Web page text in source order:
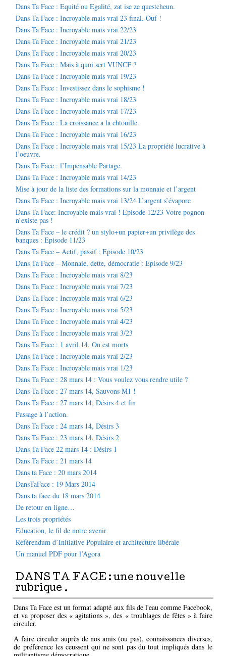
Dans Ta Face : Equité ou Egalité, zat ise ze questcheun.
Dans Ta Face : Incroyable mais vrai 23 final. Ouf !
Dans Ta Face : Incroyable mais vrai 22/23
Dans Ta Face : Incroyable mais vrai 21/23
Dans Ta Face : Incroyable mais vrai 20/23
Dans Ta Face : Mais à quoi sert VUNCF ?
Dans Ta Face : Incroyable mais vrai 19/23
Dans Ta Face : Investissez dans le sophisme !
Dans Ta Face : Incroyable mais vrai 18/23
Dans Ta Face : Incroyable mais vrai 17/23
Dans Ta Face : La croissance a la chtouille.
Dans Ta Face : Incroyable mais vrai 16/23
Dans Ta Face : Incroyable mais vrai 15/23 La propriété lucrative à
l’oeuvre.
Dans Ta Face : l’Impensable Partage.
Dans Ta Face : Incroyable mais vrai 14/23
Mise à jour de la liste des formations sur la monnaie et l’argent
Dans Ta Face : Incroyable mais vrai 13/24 L’argent s’évapore
Dans Ta Face: Incroyable mais vrai ! Episode 12/23 Votre pognon
n’existe pas !
Dans Ta Face – le crédit ? un stylo+un papier+un privilège des
banques : Episode 11/23
Dans Ta Face – Actif, passif : Episode 10/23
Dans Ta Face – Monnaie, dette, démocratie : Episode 9/23
Dans Ta Face : Incroyable mais vrai 8/23
Dans Ta Face : Incroyable mais vrai 7/23
Dans Ta Face : Incroyable mais vrai 6/23
Dans Ta Face : Incroyable mais vrai 5/23
Dans Ta Face : Incroyable mais vrai 4/23
Dans Ta Face : Incroyable mais vrai 3/23
Dans Ta Face : 1 avril 14. On est morts
Dans Ta Face : Incroyable mais vrai 2/23
Dans Ta Face : Incroyable mais vrai 1/23
Dans Ta Face : 28 mars 14 : Vous voulez vous rendre utile ?
Dans Ta Face : 27 mars 14, Sauvons M1 !
Dans Ta Face : 27 mars 14, Désirs 4 et fin
Passage à l’action.
Dans Ta Face : 24 mars 14, Désirs 3
Dans Ta Face : 23 mars 14, Désirs 2
Dans Ta Face 22 mars 14 : Désirs 1
Dans Ta Face : 21 mars 14
Dans ta Face : 20 mars 2014
DansTaFace : 19 Mars 2014
Dans ta face du 18 mars 2014
De retour en ligne…
Les trois propriétés
Education, le fil de notre avenir
Référendum d’Initiative Populaire et architecture libérale
Un manuel PDF pour l’Agora
DANS TA FACE : une nouvelle
rubrique .
Dans Ta Face est un format adapté aux fils de l'eau comme Facebook,
et va proposer des « agitations », des « troublages de fêtes » à faire
circuler.
A faire circuler auprès de nos amis (ou pas), connaissances diverses,
de préférence les ceussent qui ne sont pas du tout impliqués dans le